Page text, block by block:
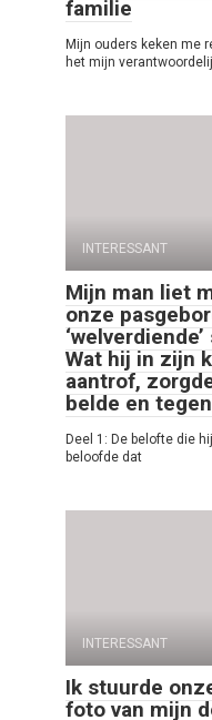
familie
Mijn ouders keken me
het mijn
INTERESSANT
Mijn man liet
onze
Wat hij in zijn
aantrof,
belde en
Deel 1: De belofte die
beloofde dat
INTERESSANT
Ik stuurde
foto van mijn